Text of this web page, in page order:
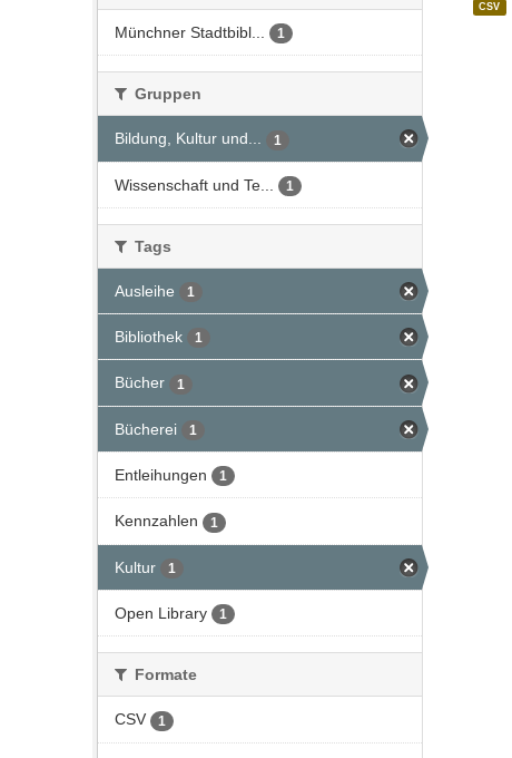
Münchner Stadtbibl... 1
Gruppen
Bildung, Kultur und... 1
Wissenschaft und Te... 1
Tags
Ausleihe 1
Bibliothek 1
Bücher 1
Bücherei 1
Entleihungen 1
Kennzahlen 1
Kultur 1
Open Library 1
Formate
CSV 1
CSV